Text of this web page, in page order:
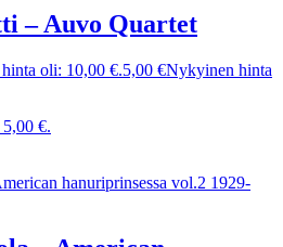
– Auvo Quartet
oli: 10,00 €.5,00 €Nykyinen hinta
5,00 €.